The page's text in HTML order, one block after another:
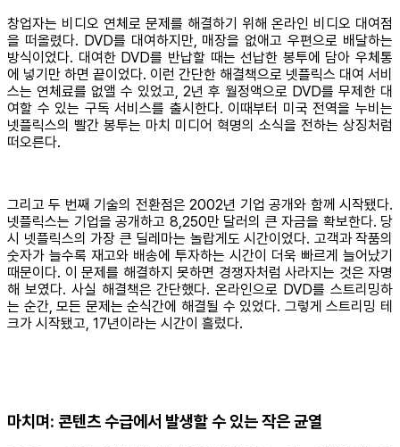
창업자는 비디오 연체로 문제를 해결하기 위해 온라인 비디오 대여점
을 떠올렸다. DVD를 대여하지만, 매장을 없애고 우편으로 배달하는
방식이었다. 대여한 DVD를 반납할 때는 선납한 봉투에 담아 우체통
에 넣기만 하면 끝이었다. 이런 간단한 해결책으로 넷플릭스 대여 서비
스는 연체료를 없앨 수 있었고, 2년 후 월정액으로 DVD를 무제한 대
여할 수 있는 구독 서비스를 출시한다. 이때부터 미국 전역을 누비는
넷플릭스의 빨간 봉투는 마치 미디어 혁명의 소식을 전하는 상징처럼
떠오른다.
그리고 두 번째 기술의 전환점은 2002년 기업 공개와 함께 시작됐다.
넷플릭스는 기업을 공개하고 8,250만 달러의 큰 자금을 확보한다. 당
시 넷플릭스의 가장 큰 딜레마는 놀랍게도 시간이었다. 고객과 작품의
숫자가 늘수록 재고와 배송에 투자하는 시간이 더욱 빠르게 늘어났기
때문이다. 이 문제를 해결하지 못하면 경쟁자처럼 사라지는 것은 자명
해 보였다. 사실 해결책은 간단했다. 온라인으로 DVD를 스트리밍하
는 순간, 모든 문제는 순식간에 해결될 수 있었다. 그렇게 스트리밍 테
크가 시작됐고, 17년이라는 시간이 흘렀다.
마치며: 콘텐츠 수급에서 발생할 수 있는 작은 균열